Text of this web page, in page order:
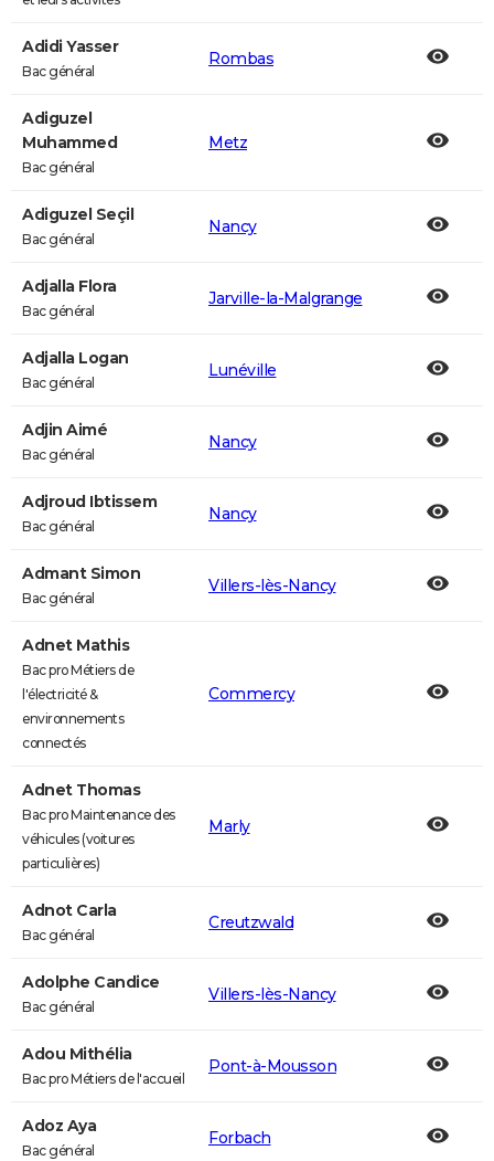
Adidi Yasser
Bac général
Rombas
Adiguzel
Muhammed
Bac général
Metz
Adiguzel Seçil
Bac général
Nancy
Adjalla Flora
Bac général
Jarville-la-Malgrange
Adjalla Logan
Bac général
Lunéville
Adjin Aimé
Bac général
Nancy
Adjroud Ibtissem
Bac général
Nancy
Admant Simon
Bac général
Villers-lès-Nancy
Adnet Mathis
Bac pro Métiers de
l'électricité &
environnements
connectés
Commercy
Adnet Thomas
Bac pro Maintenance des
véhicules (voitures
particulières)
Marly
Adnot Carla
Bac général
Creutzwald
Adolphe Candice
Bac général
Villers-lès-Nancy
Adou Mithélia
Bac pro Métiers de l'accueil
Pont-à-Mousson
Adoz Aya
Bac général
Forbach